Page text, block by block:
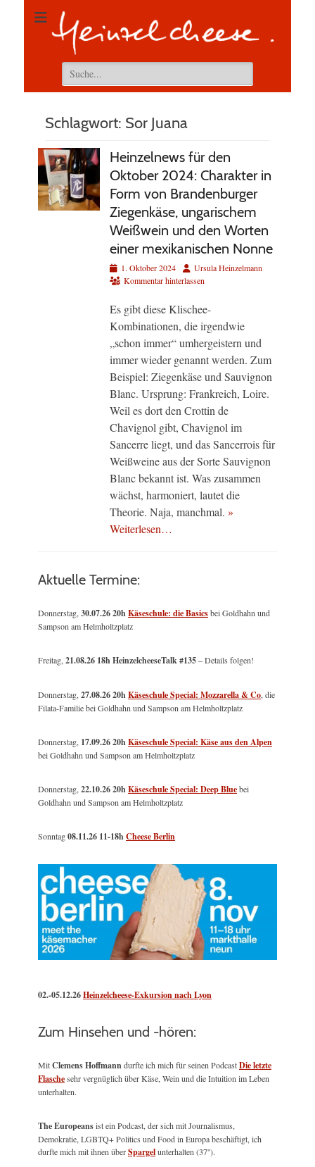
Suchen
nach:
Schlagwort: Sor Juana
Heinzelnews für den
Oktober 2024: Charakter in
Form von Brandenburger
Ziegenkäse, ungarischem
Weißwein und den Worten
einer mexikanischen Nonne
Veröffentlicht
am
1. Oktober 2024 AutorUrsula Heinzelmann
Kommentar hinterlassen
Es gibt diese Klischee-
Kombinationen, die irgendwie
„schon immer“ umhergeistern und
immer wieder genannt werden. Zum
Beispiel: Ziegenkäse und Sauvignon
Blanc. Ursprung: Frankreich, Loire.
Weil es dort den Crottin de
Chavignol gibt, Chavignol im
Sancerre liegt, und das Sancerrois für
Weißweine aus der Sorte Sauvignon
Blanc bekannt ist. Was zusammen
wächst, harmoniert, lautet die
Theorie. Naja, manchmal. »
Weiterlesen…
Aktuelle Termine:
Donnerstag,30.07.26 20hKäseschule: die Basicsbei Goldhahn und
Sampson am Helmholtzplatz
Freitag,21.08.26 18h HeinzelcheeseTalk #135– Details folgen!
Donnerstag,27.08.26 20hKäseschule Special: Mozzarella & Co, die
Filata-Familie bei Goldhahn und Sampson am Helmholtzplatz
Donnerstag, 17.09.26 20hKäseschule Special: Käse aus den Alpen
bei Goldhahn und Sampson am Helmholtzplatz
Donnerstag,22.10.26 20hKäseschule Special: Deep Bluebei
Goldhahn und Sampson am Helmholtzplatz
Sonntag08.11.26 11-18hCheese Berlin
02.-05.12.26Heinzelcheese-Exkursion nach Lyon
Zum Hinsehen und -hören:
MitClemens Hoffmanndurfte ich mich für seinen PodcastDie letzte
Flaschesehr vergnüglich über Käse, Wein und die Intuition im Leben
unterhalten.
The Europeansist ein Podcast, der sich mit Journalismus,
Demokratie, LGBTQ+ Politics und Food in Europa beschäftigt, ich
durfte mich mit ihnen überSpargelunterhalten (37'').